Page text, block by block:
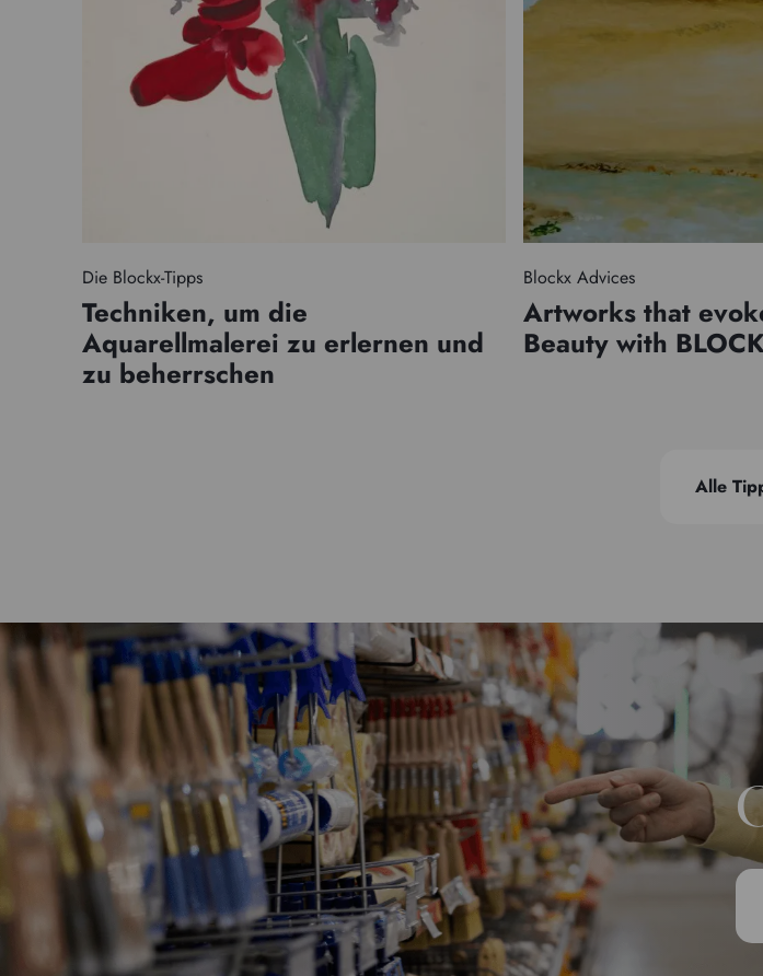
Die Blockx-Tipps
Techniken, um die
Aquarellmalerei zu erlernen und
zu beherrschen
Blockx Advices
Artworks that
Beauty with
Alle